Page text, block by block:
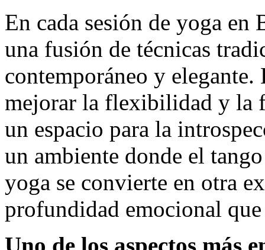
En cada sesión de yoga en
una fusión de técnicas
contemporáneo y elegante.
mejorar la flexibilidad y la
un espacio para la
un ambiente donde el
yoga se convierte en otra
profundidad emocional